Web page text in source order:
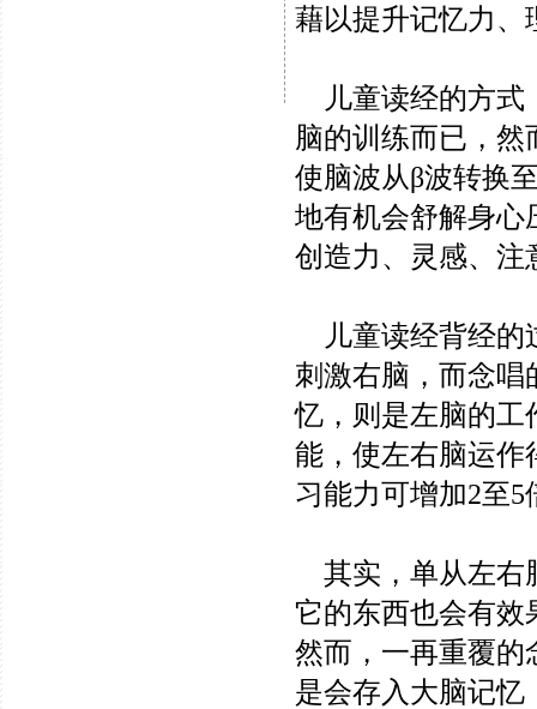
藉以提升记忆力、
儿童读经的方式
脑的训练而已，
使脑波从β波转换
地有机会舒解身心
创造力、灵感、注
儿童读经背经的
刺激右脑，而念唱
忆，则是左脑的工
能，使左右脑运作
习能力可增加2至5
其实，单从左右
它的东西也会有效
然而，一再重覆的
是会存入大脑记忆